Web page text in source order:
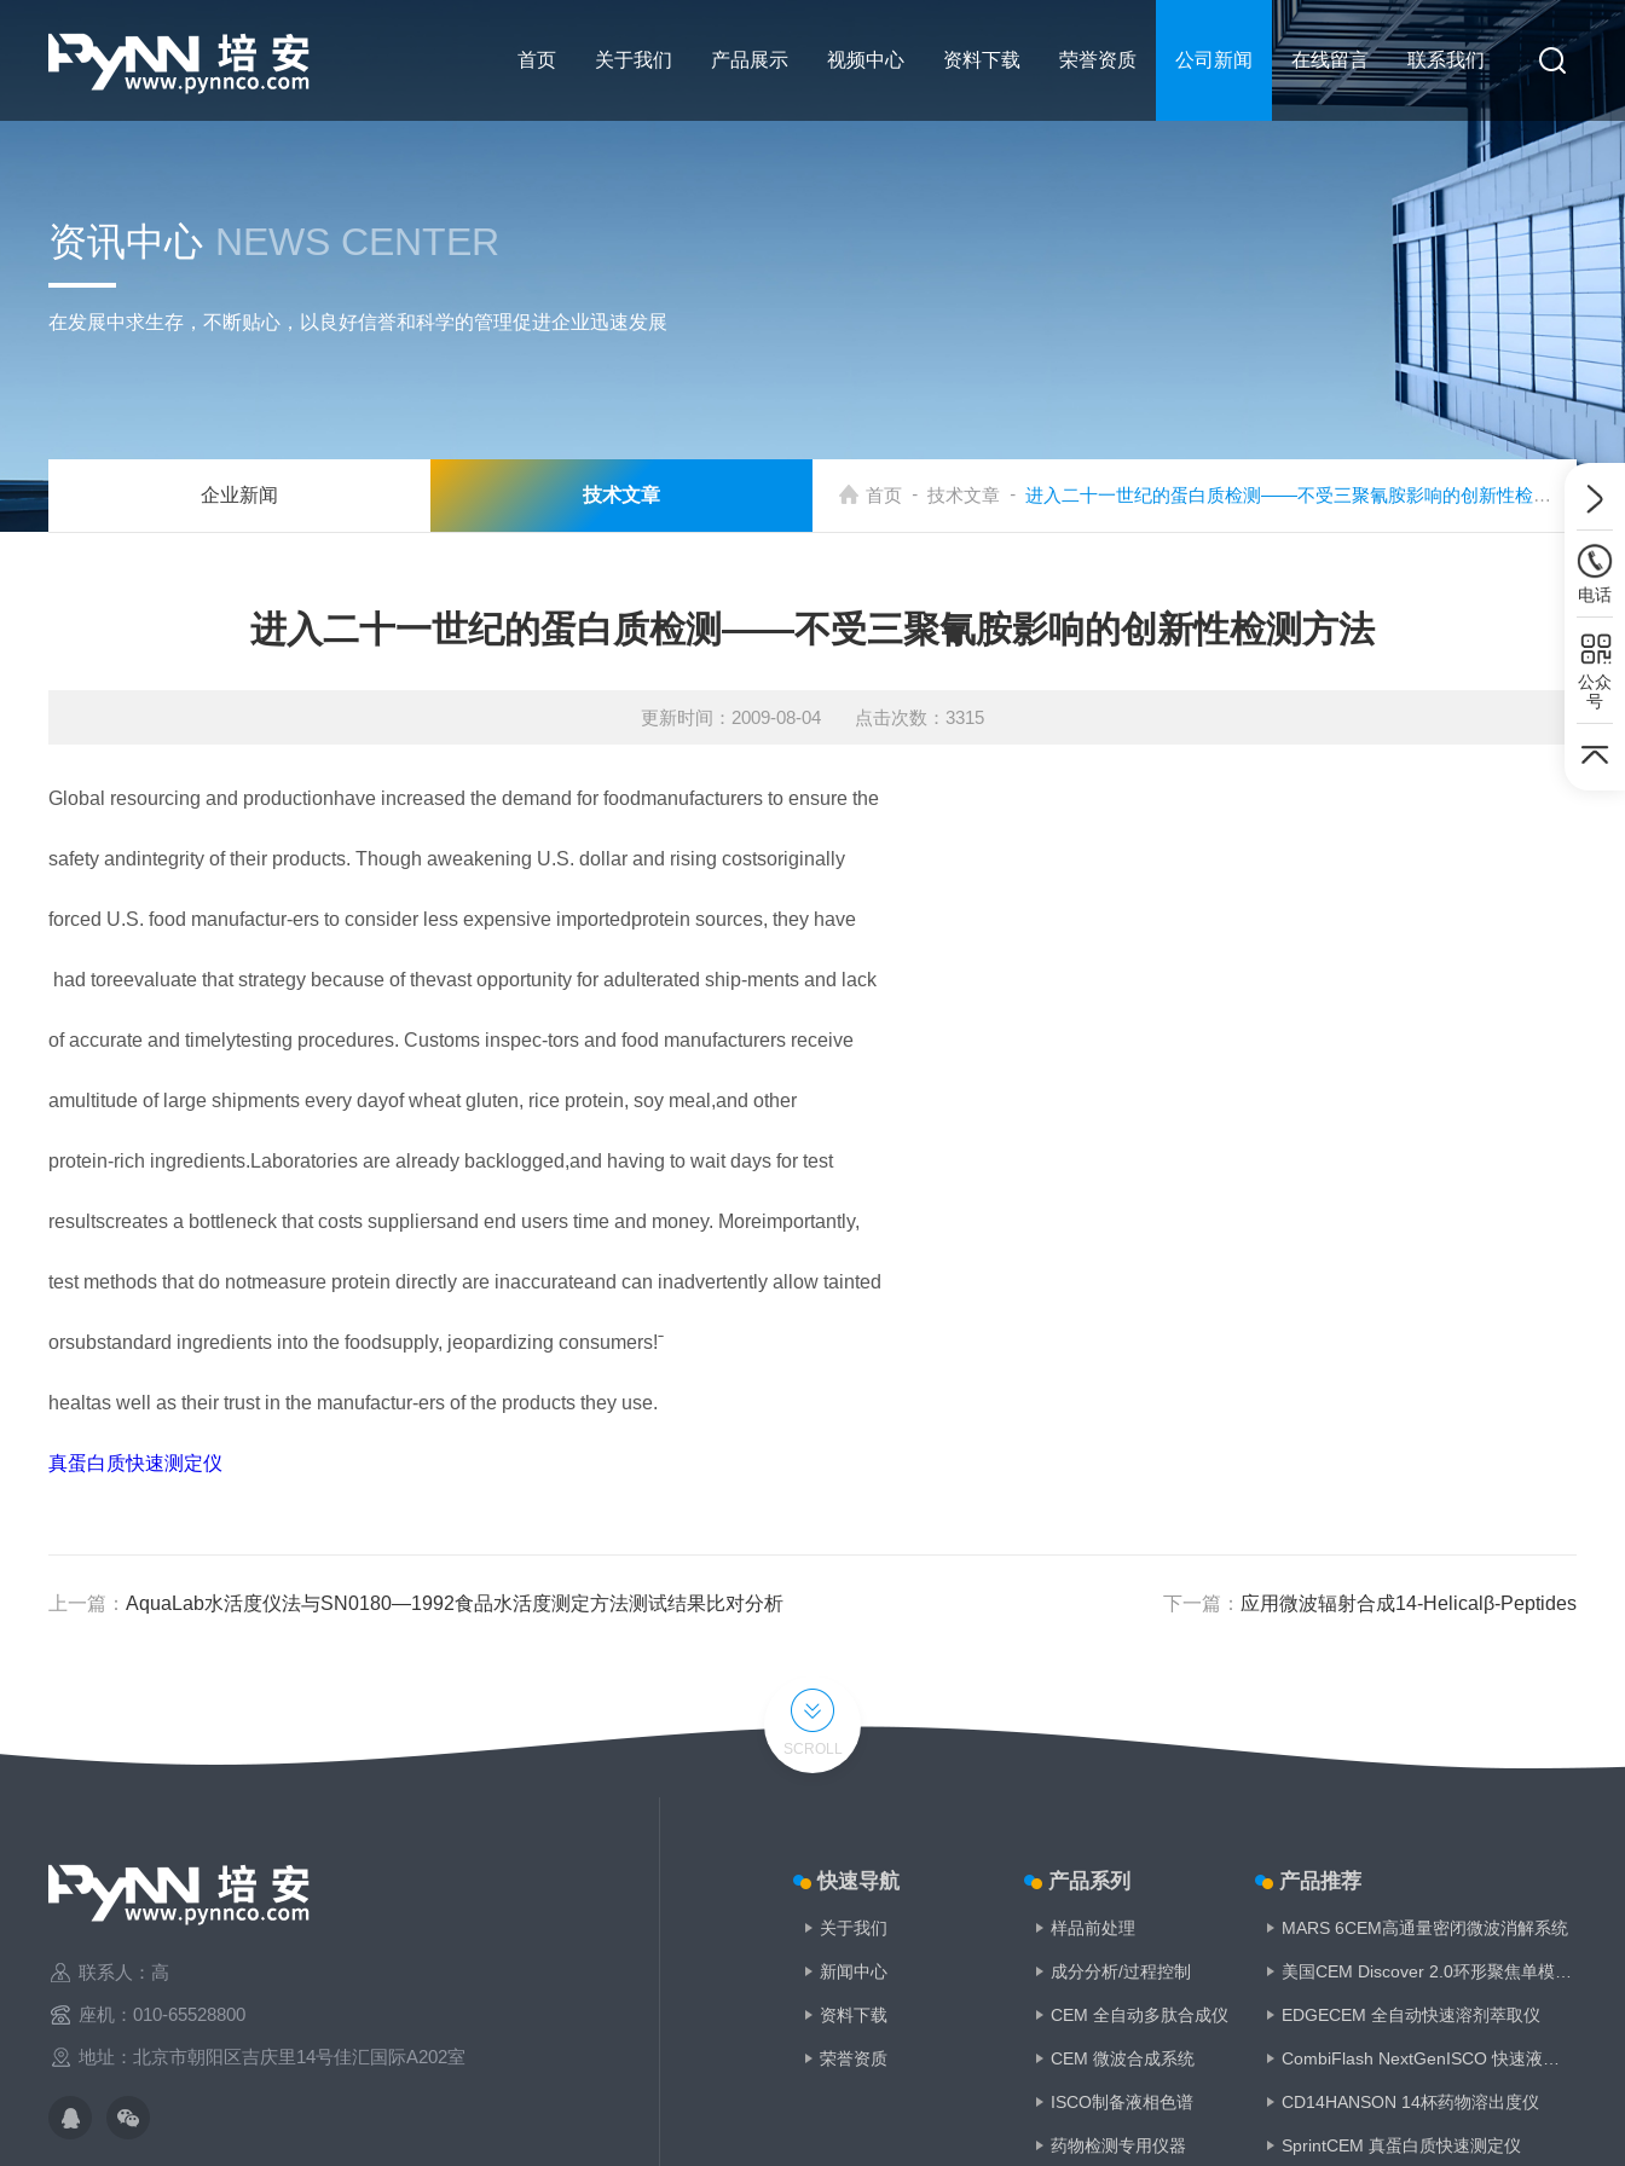
首页 关于我们 产品展示 视频中心 资料下载 荣誉资质 公司新闻 在线留言 联系我们
资讯中心 NEWS CENTER
在发展中求生存，不断贴心，以良好信誉和科学的管理促进企业迅速发展
首页 - 技术文章 - 进入二十一世纪的蛋白质检测——不受三聚氰胺影响的创新性检测方法
企业新闻 技术文章
进入二十一世纪的蛋白质检测——不受三聚氰胺影响的创新性检测方法
更新时间：2009-08-04 点击次数：3315
Global resourcing and productionhave increased the demand for foodmanufacturers to ensure the
safety andintegrity of their products. Though aweakening U.S. dollar and rising costsoriginally
forced U.S. food manufactur-ers to consider less expensive importedprotein sources, they have
had toreevaluate that strategy because of thevast opportunity for adulterated ship-ments and lack
of accurate and timelytesting procedures. Customs inspec-tors and food manufacturers receive
amultitude of large shipments every dayof wheat gluten, rice protein, soy meal,and other
protein-rich ingredients.Laboratories are already backlogged,and having to wait days for test
resultscreates a bottleneck that costs suppliersand end users time and money. Moreimportantly,
test methods that do notmeasure protein directly are inaccurateand can inadvertently allow tainted
orsubstandard ingredients into the foodsupply, jeopardizing consumers!ˉ
healtas well as their trust in the manufactur-ers of the products they use.
真蛋白质快速测定仪
上一篇：AquaLab水活度仪法与SN0180—1992食品水活度测定方法测试结果比对分析 下一篇： 应用微波辐射合成14-Helicalβ-Peptides
SCROLL
联系人：高
座机：010-65528800
地址：北京市朝阳区吉庆里14号佳汇国际A202室
快速导航
关于我们
新闻中心
资料下载
荣誉资质
产品系列
样品前处理
成分分析/过程控制
CEM 全自动多肽合成仪
CEM 微波合成系统
ISCO制备液相色谱
药物检测专用仪器
产品推荐
MARS 6CEM高通量密闭微波消解系统
EDGECEM 全自动快速溶剂萃取仪
CD14HANSON 14杯药物溶出度仪
SprintCEM 真蛋白质快速测定仪
电话
公众
号